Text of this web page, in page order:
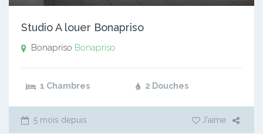
Studio A louer Bonapriso
Bonapriso Bonapriso
1 Chambres 2 Douches
5 mois depuis J'aime